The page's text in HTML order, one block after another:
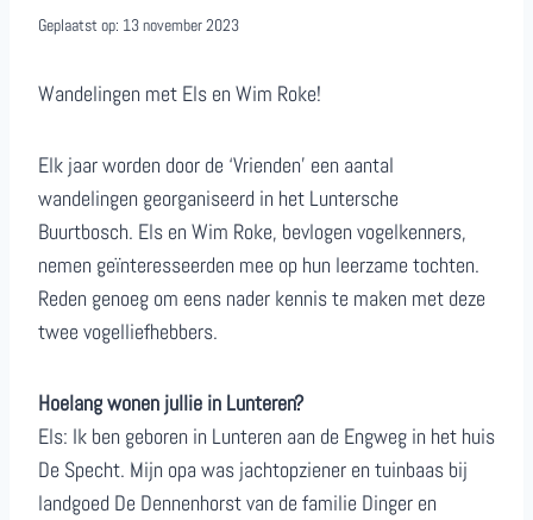
Geplaatst op: 13 november 2023
Wandelingen met Els en Wim Roke!
Elk jaar worden door de ‘Vrienden’ een aantal
wandelingen georganiseerd in het Luntersche
Buurtbosch. Els en Wim Roke, bevlogen vogelkenners,
nemen geïnteresseerden mee op hun leerzame tochten.
Reden genoeg om eens nader kennis te maken met deze
twee vogelliefhebbers.
Hoelang wonen jullie in Lunteren?
Els: Ik ben geboren in Lunteren aan de Engweg in het huis
De Specht. Mijn opa was jachtopziener en tuinbaas bij
landgoed De Dennenhorst van de familie Dinger en